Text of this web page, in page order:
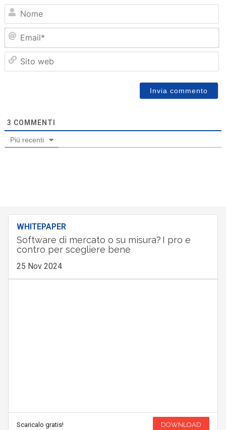
3 COMMENTI
Più recenti
WHITEPAPER
Software di mercato o su misura? I pro e
contro per scegliere bene
25 Nov 2024
Scaricalo gratis! DOWNLOAD